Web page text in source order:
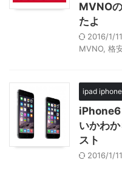
MVNO
たよ
2016/1/11
MVNO 格
ipad iphone
iPhone6
いかわ
スト
2016/1/11